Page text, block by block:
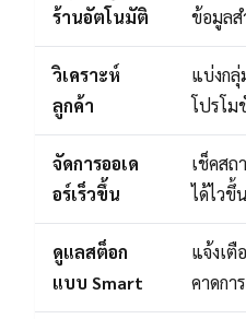
ร้านอัตโนมัติ
ข้อมูลส
วิเคราะห์
ลูกค้า
แบ่งก
โปรโม
จัดการออเด
อร์เร็วขึ้น
เช็คสถ
ได้ไวขึ้น
ดูแลสต็อก
แบบ Smart
แจ้งเ
คาดกา